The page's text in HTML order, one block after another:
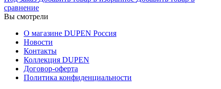
сравнение
Вы смотрели
О магазине DUPEN Россия
Новости
Контакты
Коллекция DUPEN
Договор-оферта
Политика конфиденциальности